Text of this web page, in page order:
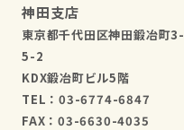
神田支店
東京都千代田区神田鍛冶町3-
5-2
KDX鍛冶町ビル5階
TEL：03-6774-6847
FAX：03-6630-4035